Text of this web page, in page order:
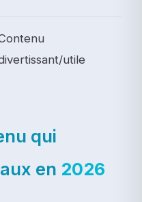
utile
qui
en 2026